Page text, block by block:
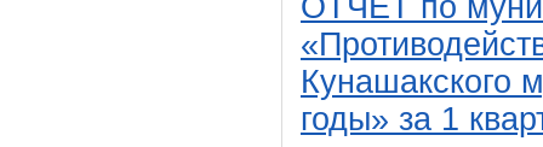
ОТЧЕТ по
Кунашакского
годы» за 1